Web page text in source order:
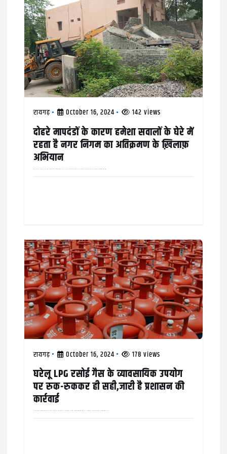
o
n
रायगढ़ October 16, 2024 142 views
दोहरे मापदंडों के कारण हमेशा सवालों के घेरे में
रहता है नगर निगम का अतिक्रमण के ख़िलाफ़
अभियान
रायगढ़ October 16, 2024 178 views
घरेलू LPG रसोई गैस के व्यावसायिक उपयोग
पर रुक-रुककर ही सही,जारी है प्रशासन की
कार्रवाई